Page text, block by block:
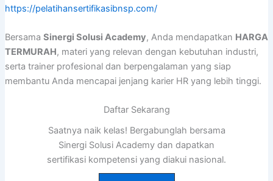
https://pelatihansertifikasibnsp.com/
Bersama Sinergi Solusi Academy, Anda mendapatkan HARGA
TERMURAH, materi yang relevan dengan kebutuhan industri,
serta trainer profesional dan berpengalaman yang siap
membantu Anda mencapai jenjang karier HR yang lebih tinggi.
Daftar Sekarang
Saatnya naik kelas! Bergabunglah bersama
Sinergi Solusi Academy dan dapatkan
sertifikasi kompetensi yang diakui nasional.